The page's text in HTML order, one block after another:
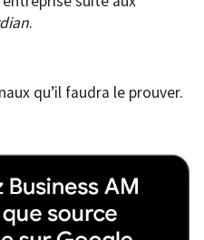
.
qu’il faudra le prouver.